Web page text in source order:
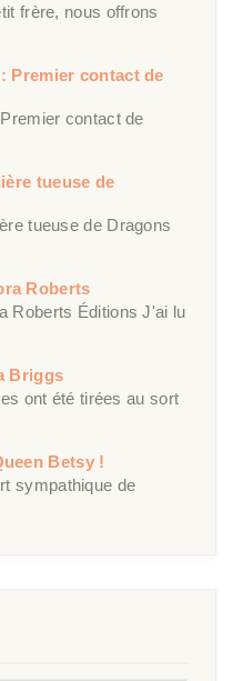
frère, nous offrons
Premier contact de
contact de
tueuse de
tueuse de Dragons
Roberts
Roberts Éditions J'ai lu
Briggs
ont été tirées au sort
Betsy !
sympathique de